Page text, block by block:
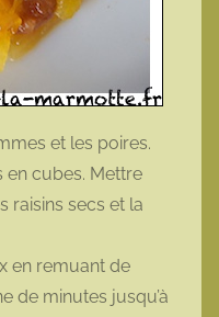
et les poires.
en cubes. Mettre
raisins secs et la
en remuant de
de minutes jusqu’à